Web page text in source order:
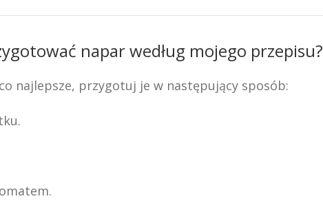
napar według mojego przepisu?
najlepsze, przygotuj je w następujący sposób: